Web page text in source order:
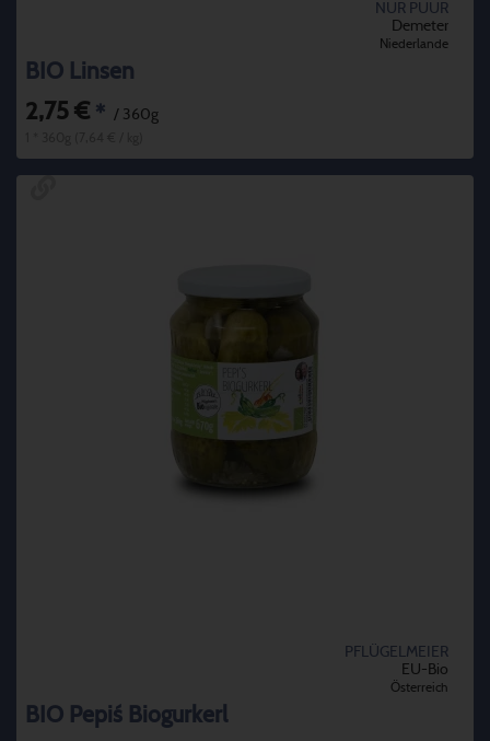
NUR PUUR
Demeter
Niederlande
BIO Linsen
2,75 € * / 360g
PFLÜGELMEIER
EU-Bio
Österreich
BIO Pepi´s Biogurkerl